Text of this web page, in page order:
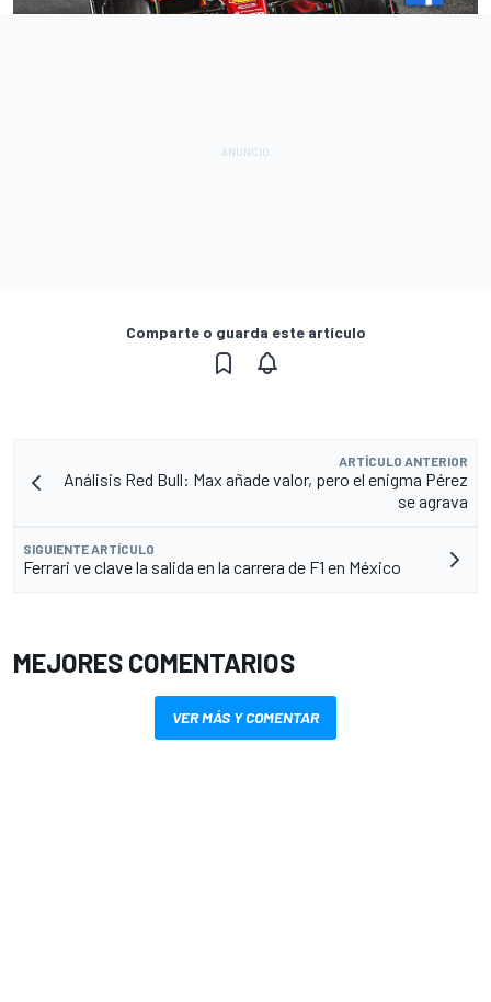
Comparte o guarda este artículo
ARTÍCULO ANTERIOR
Análisis Red Bull: Max añade valor, pero el enigma Pérez
se agrava
SIGUIENTE ARTÍCULO
Ferrari ve clave la salida en la carrera de F1 en México
MEJORES COMENTARIOS
VER MÁS Y COMENTAR